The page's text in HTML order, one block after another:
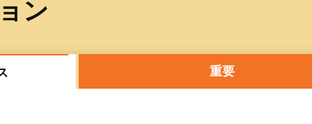
ボートレースの楽しみ方 テレフォンサービス
ン
重要